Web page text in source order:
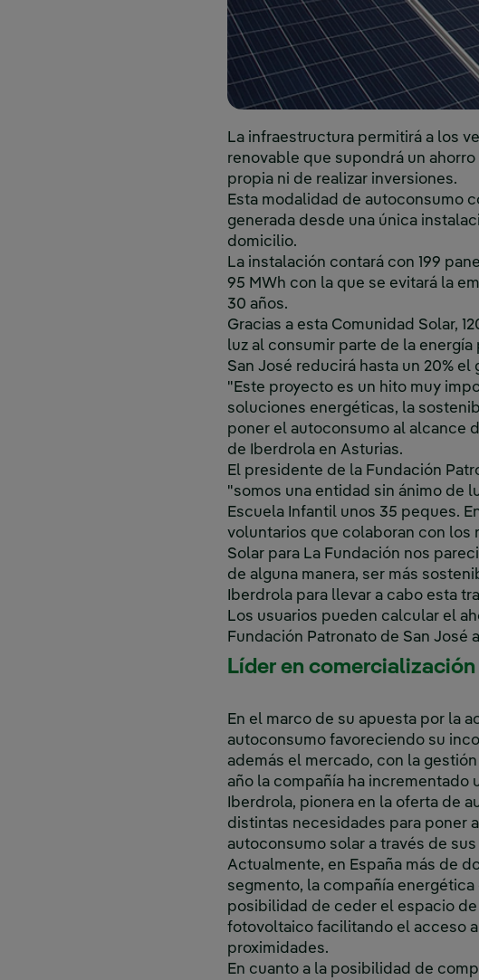
La infraestructura permitirá a los
renovable que supondrá un
propia ni de realizar inversiones.
Esta modalidad de autoconsumo
generada desde una única
domicilio.
La instalación contará con 199
95 MWh con la que se evitará la
30 años.
Gracias a esta Comunidad Solar,
luz al consumir parte de la
San José reducirá hasta un 20%
"Este proyecto es un hito muy
soluciones energéticas, la
poner el autoconsumo al alcance
de Iberdrola en Asturias.
El presidente de la Fundación
"somos una entidad sin ánimo de
Escuela Infantil unos 35 peques.
voluntarios que colaboran con los
Solar para La Fundación nos
de alguna manera, ser más
Iberdrola para llevar a cabo esta
Los usuarios pueden calcular el
Fundación Patronato de San José
Líder en
En el marco de su apuesta por la
autoconsumo favoreciendo su
además el mercado, con la
año la compañía ha incrementado
Iberdrola, pionera en la oferta de
distintas necesidades para poner
autoconsumo solar a través de
Actualmente, en España más de
segmento, la compañía
posibilidad de ceder el espacio
fotovoltaico facilitando el acceso
proximidades.
En cuanto a la posibilidad de